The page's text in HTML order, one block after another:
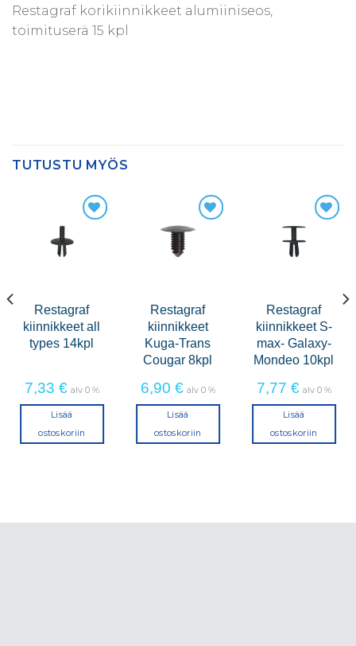
Restagraf korikiinnikkeet alumiiniseos,
toimituserä 15 kpl
TUTUSTU MYÖS
Restagraf
kiinnikkeet all
types 14kpl
7,33 € alv 0 %
Lisää
ostoskoriin
Restagraf
kiinnikkeet
Kuga-Trans
Cougar 8kpl
6,90 € alv 0 %
Lisää
ostoskoriin
Restagraf
kiinnikkeet S-
max- Galaxy-
Mondeo 10kpl
7,77 € alv 0 %
Lisää
ostoskoriin